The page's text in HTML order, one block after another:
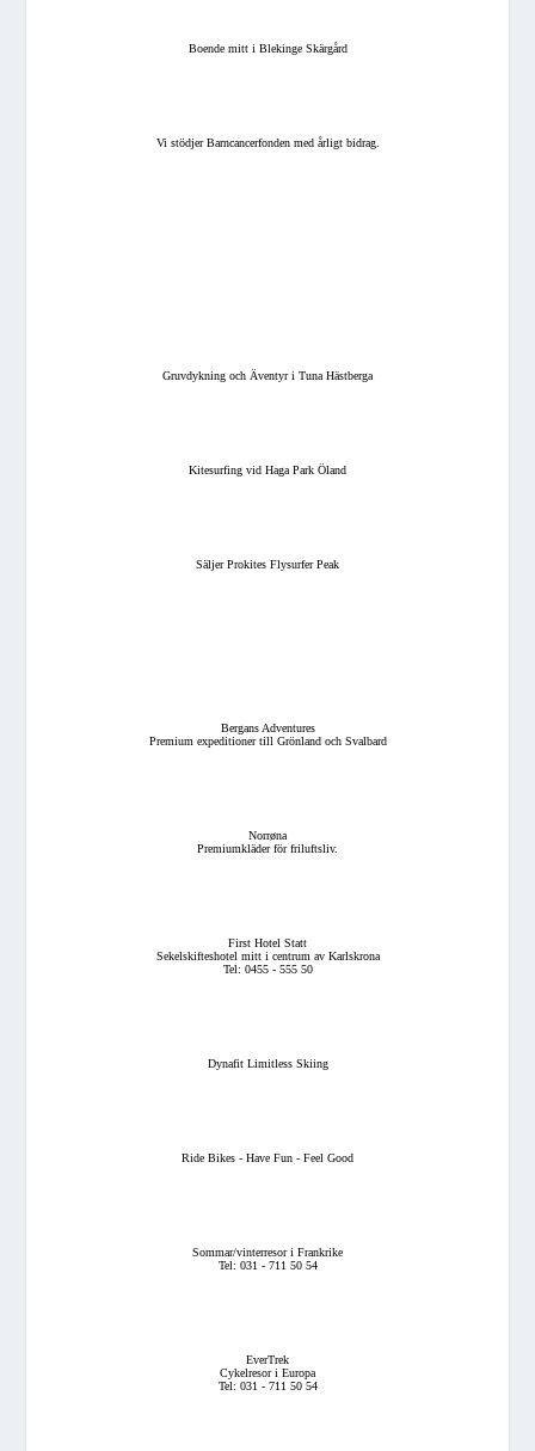
Boende mitt i Blekinge Skärgård
Vi stödjer Barncancerfonden med årligt bidrag.
Gruvdykning och Äventyr i Tuna Hästberga
Kitesurfing vid Haga Park Öland
Säljer Prokites Flysurfer Peak
Bergans Adventures
Premium expeditioner till Grönland och Svalbard
Norrøna
Premiumkläder för friluftsliv.
First Hotel Statt
Sekelskifteshotel mitt i centrum av Karlskrona
Tel: 0455 - 555 50
Dynafit Limitless Skiing
Ride Bikes - Have Fun - Feel Good
Sommar/vinterresor i Frankrike
Tel: 031 - 711 50 54
EverTrek
Cykelresor i Europa
Tel: 031 - 711 50 54